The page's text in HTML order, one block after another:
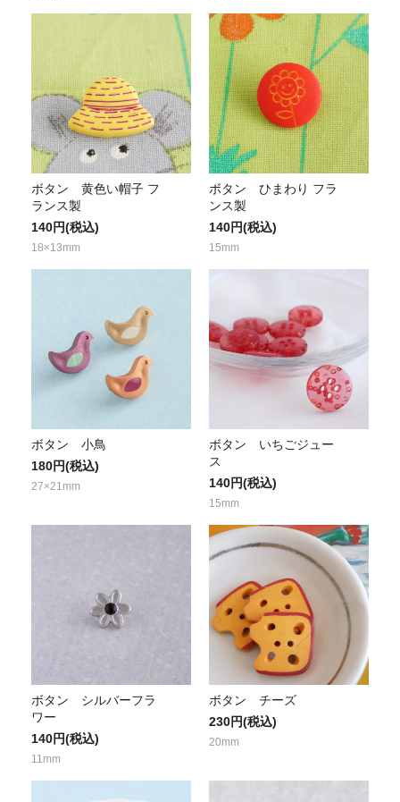
ボタン 黄色い帽子 フ
ランス製
140円(税込)
18×13mm
ボタン ひまわり フラ
ンス製
140円(税込)
15mm
ボタン 小鳥
180円(税込)
27×21mm
ボタン いちごジュー
ス
140円(税込)
15mm
ボタン シルバーフラ
ワー
140円(税込)
11mm
ボタン チーズ
230円(税込)
20mm